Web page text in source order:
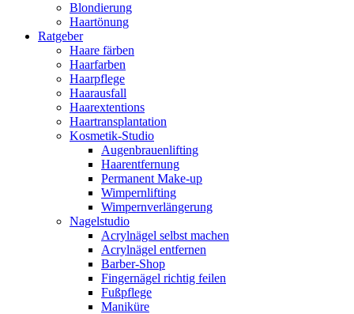
Blondierung
Haartönung
Ratgeber
Haare färben
Haarfarben
Haarpflege
Haarausfall
Haarextentions
Haartransplantation
Kosmetik-Studio
Augenbrauenlifting
Haarentfernung
Permanent Make-up
Wimpernlifting
Wimpernverlängerung
Nagelstudio
Acrylnägel selbst machen
Acrylnägel entfernen
Barber-Shop
Fingernägel richtig feilen
Fußpflege
Maniküre